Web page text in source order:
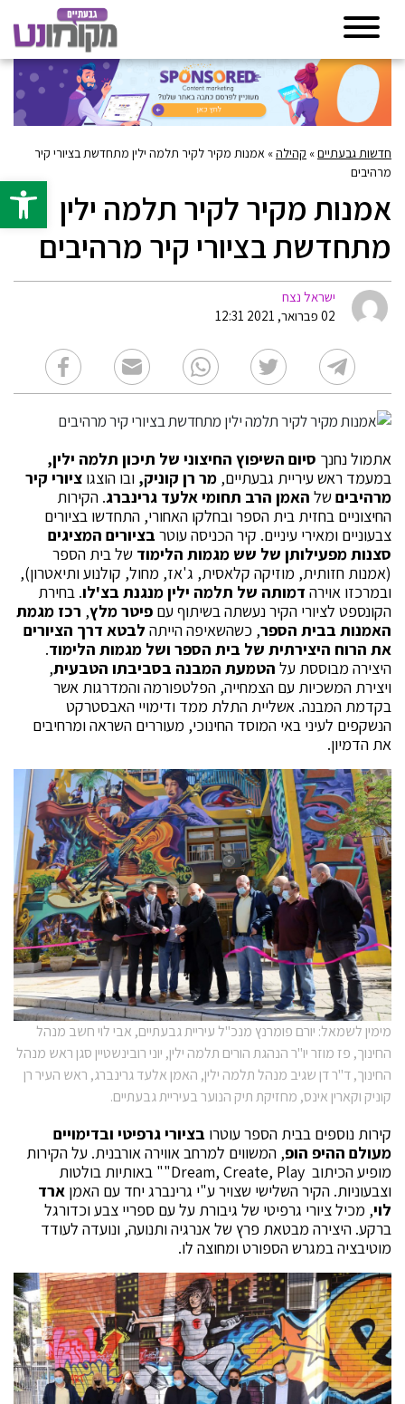
פתח
חדשות גבעתיים» קהילה» אמנות מקיר לקיר תלמה ילין מתחדשת בציורי קיר
מרהיבים
אמנות מקיר לקיר תלמה ילין
מתחדשת בציורי קיר מרהיבים
ישראל נצח
02 פברואר, 2021 12:31
אתמול נחנך סיום השיפוץ החיצוני של תיכון תלמה ילין,
במעמד ראש עיריית גבעתיים, מר רן קוניק, ובו הוצגו ציורי קיר
מרהיביםשל האמן הרב תחומיאלעד גרינברג. הקירות
החיצוניים בחזית בית הספר ובחלקו האחורי, התחדשו בציורים
צבעוניים ומאירי עיניים. קיר הכניסה עוטר בציורים המציגים
סצנות מפעילותן של שש מגמות הלימוד של בית הספר
(אמנות חזותית, מוזיקה קלאסית, ג'אז, מחול, קולנוע ותיאטרון),
ובמרכזו אוירה דמותה של תלמה ילין מנגנת בצ'לו. בחירת
הקונספט לציורי הקיר נעשתה בשיתוף עם פיטר מלץ, רכז מגמת
האמנות בבית הספר, כשהשאיפה הייתה לבטא דרך הציורים
את הרוח היצירתית של בית הספר ושל מגמות הלימוד.
היצירה מבוססת על הטמעת המבנה בסביבתו הטבעית,
ויצירת המשכיות עם הצמחייה, הפלטפורמה והמדרגות אשר
בקדמת המבנה. אשליית התלת ממד ודימויי האבסטרקט
הנשקפים לעיני באי המוסד החינוכי, מעוררים השראה ומרחיבים
את הדמיון.
מימין לשמאל: יורם פומרנץ מנכ"ל עיריית גבעתיים, אבי לוי חשב מנהל
החינוך, פז מוזר יו"ר הנהגת הורים תלמה ילין, יוני רובינשטיין סגן ראש מנהל
החינוך, ד"ר דן שגיב מנהל תלמה ילין, האמן אלעד גרינברג, ראש העיר רן
קוניק וקארין אינס, מחזיקת תיק הנוער בעיריית גבעתיים.
קירות נוספים בבית הספר עוטרו בציורי גרפיטי ובדימויים
מעולם ההיפ הופ, המשווים למרחב אווירה אורבנית. על הקירות
מופיע הכיתוב Dream, Create, Play"" באותיות בולטות
וצבעוניות. הקיר השלישי שצויר ע"י גרינברג יחד עם האמן ארד
לוי, מכיל ציורי גרפיטי של גיבורת על עם ספריי צבע וכדורגל
ברקע. היצירה מבטאת פרץ של אנרגיה ותנועה, ונועדה לעודד
מוטיבציה במגרש הספורט ומחוצה לו.